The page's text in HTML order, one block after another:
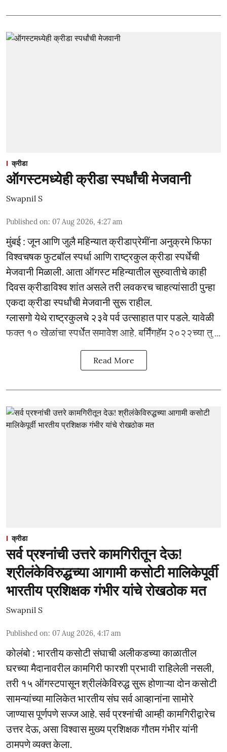
क्रीडा
ऑगस्टमध्येही क्रीडा स्पर्धांची मेजवानी
Swapnil S
Published on: 07 Aug 2026, 4:27 am
मुंबई : जून आणि जुलै महिन्यात क्रीडाप्रेमींना अनुक्रमे फिफा
विश्वचषक फुटबॉल स्पर्धा आणि राष्ट्रकुल क्रीडा स्पर्धेची
मेजवानी मिळाली. आता ऑगस्ट महिन्यातील सुरुवातीचे काही
दिवस क्रीडाविश्व शांत असले तरी लवकरच चाहत्यांसाठी पुन्हा
एकदा क्रीडा स्पर्धांची मेजवानी सुरू राहील.
ग्लासगो येथे राष्ट्रकुलचे २३वे पर्व उत्साहात पार पडले. यावेळी
फक्त १० खेळांचा स्पर्धेत समावेश आहे. बर्मिंगहॅम २०२२च्या तु ...
Read More
क्रीडा
सर्व प्रश्नांची उत्तरे कामगिरीतून देऊ!
श्रीलंकेविरुद्धच्या आगामी कसोटी मालिकेपूर्वी
भारतीय प्रशिक्षक गंभीर यांचे रोखठोक मत
Swapnil S
Published on: 07 Aug 2026, 4:17 am
कोलंबो : भारतीय कसोटी संघाची अलीकडच्या काळातील
घरच्या मैदानावरील कामगिरी फारशी प्रभावी राहिलेली नसली,
तरी १५ ऑगस्टपासून श्रीलंकेविरुद्ध सुरू होणाऱ्या दोन कसोटी
सामन्यांच्या मालिकेत भारतीय संघ सर्व आव्हानांना सामोरे
जाण्यास पूर्णपणे सज्ज आहे. सर्व प्रश्नांची आम्ही कामगिरीद्वारेच
उत्तर देऊ, असा विश्वास मुख्य प्रशिक्षक गौतम गंभीर यांनी
ठामपणे व्यक्त केला.